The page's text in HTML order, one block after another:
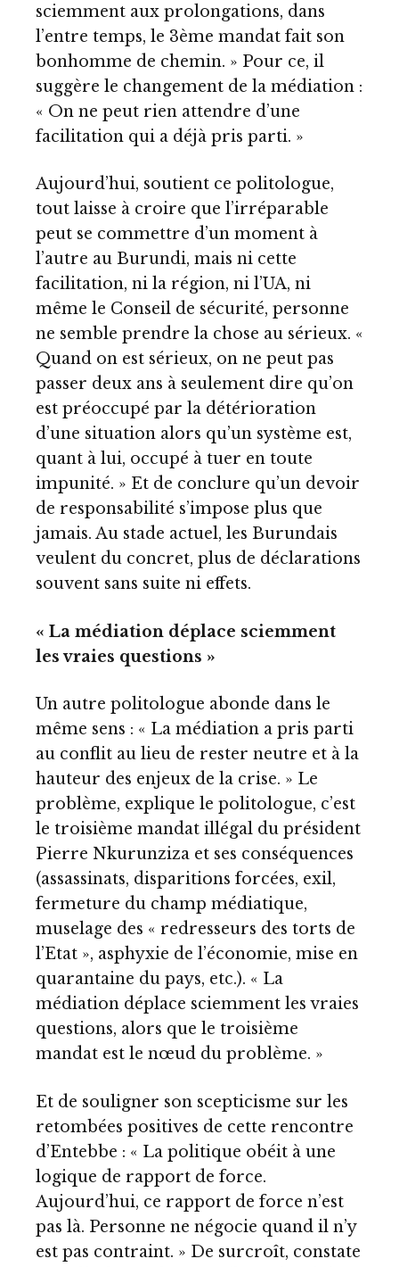
sciemment aux prolongations, dans
l’entre temps, le 3ème mandat fait son
bonhomme de chemin. » Pour ce, il
suggère le changement de la médiation :
« On ne peut rien attendre d’une
facilitation qui a déjà pris parti. »
Aujourd’hui, soutient ce politologue,
tout laisse à croire que l’irréparable
peut se commettre d’un moment à
l’autre au Burundi, mais ni cette
facilitation, ni la région, ni l’UA, ni
même le Conseil de sécurité, personne
ne semble prendre la chose au sérieux. «
Quand on est sérieux, on ne peut pas
passer deux ans à seulement dire qu’on
est préoccupé par la détérioration
d’une situation alors qu’un système est,
quant à lui, occupé à tuer en toute
impunité. » Et de conclure qu’un devoir
de responsabilité s’impose plus que
jamais. Au stade actuel, les Burundais
veulent du concret, plus de déclarations
souvent sans suite ni effets.
« La médiation déplace sciemment
les vraies questions »
Un autre politologue abonde dans le
même sens : « La médiation a pris parti
au conflit au lieu de rester neutre et à la
hauteur des enjeux de la crise. » Le
problème, explique le politologue, c’est
le troisième mandat illégal du président
Pierre Nkurunziza et ses conséquences
(assassinats, disparitions forcées, exil,
fermeture du champ médiatique,
muselage des « redresseurs des torts de
l’Etat », asphyxie de l’économie, mise en
quarantaine du pays, etc.). « La
médiation déplace sciemment les vraies
questions, alors que le troisième
mandat est le nœud du problème. »
Et de souligner son scepticisme sur les
retombées positives de cette rencontre
d’Entebbe : « La politique obéit à une
logique de rapport de force.
Aujourd’hui, ce rapport de force n’est
pas là. Personne ne négocie quand il n’y
est pas contraint. » De surcroît, constate